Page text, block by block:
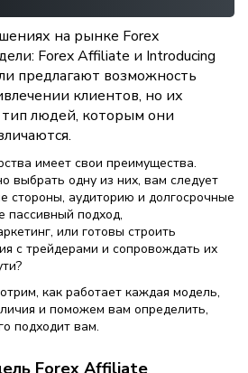
на рынке Forex
Forex Affiliate и Introducing
предлагают возможность
клиентов, но их
людей, которым они
имеет свои преимущества.
выбрать одну из них, вам следует
стороны, аудиторию и долгосрочные
пассивный подход,
или готовы строить
с трейдерами и сопровождать их
как работает каждая модель,
и поможем вам определить,
подходит вам.
Forex Affiliate